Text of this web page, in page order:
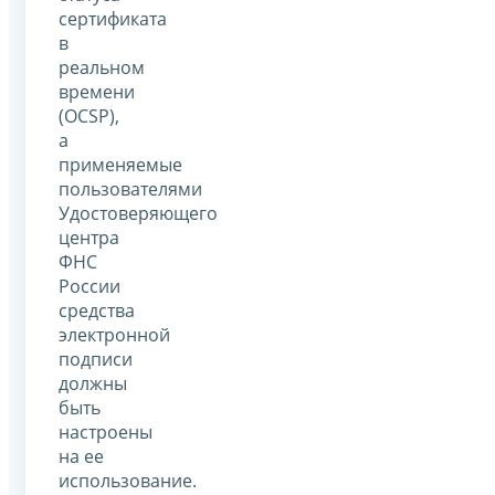
сертификата
в
реальном
времени
(OCSP),
а
применяемые
пользователями
Удостоверяющего
центра
ФНС
России
средства
электронной
подписи
должны
быть
настроены
на ее
использование.